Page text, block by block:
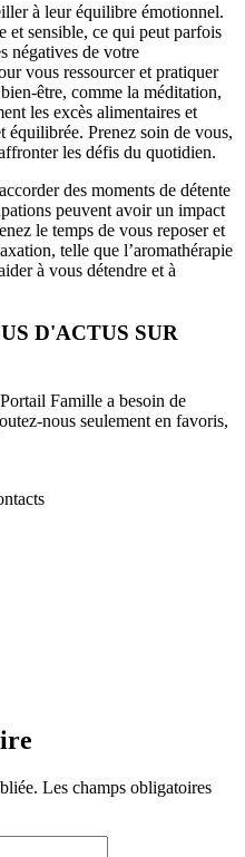
à leur équilibre émotionnel.
et sensible, ce qui peut parfois
négatives de votre
vous ressourcer et pratiquer
être, comme la méditation,
les excès alimentaires et
Prenez soin de vous,
les défis du quotidien.
des moments de détente
peuvent avoir un impact
le temps de vous reposer et
telle que l’aromathérapie
à vous détendre et à
D'ACTUS SUR
Famille a besoin de
nous seulement en favoris,
Les champs obligatoires